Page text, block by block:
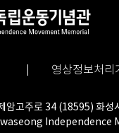
영상정보처리
암고주로 34 (18595) 화
Independence